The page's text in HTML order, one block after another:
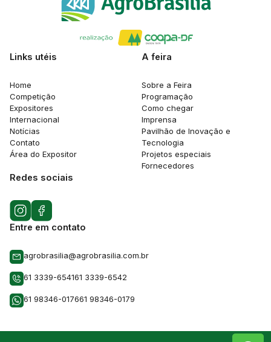
Links utéis
Home
Competição
Expositores
Internacional
Notícias
Contato
Área do Expositor
A feira
Sobre a Feira
Programação
Como chegar
Imprensa
Pavilhão de Inovação e
Tecnologia
Projetos especiais
Fornecedores
Redes sociais
Entre em contato
agrobrasilia@agrobrasilia.com.br
61 3339-654161 3339-6542
61 98346-017661 98346-0179